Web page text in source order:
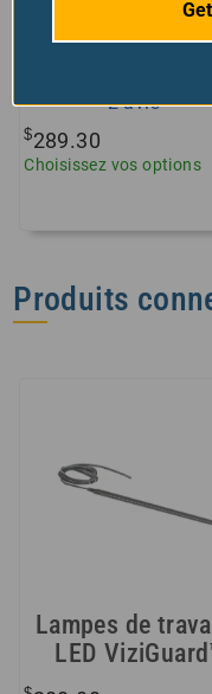
2avis
$289.30
Choisissez vos options
Produits
Lampes de
LED